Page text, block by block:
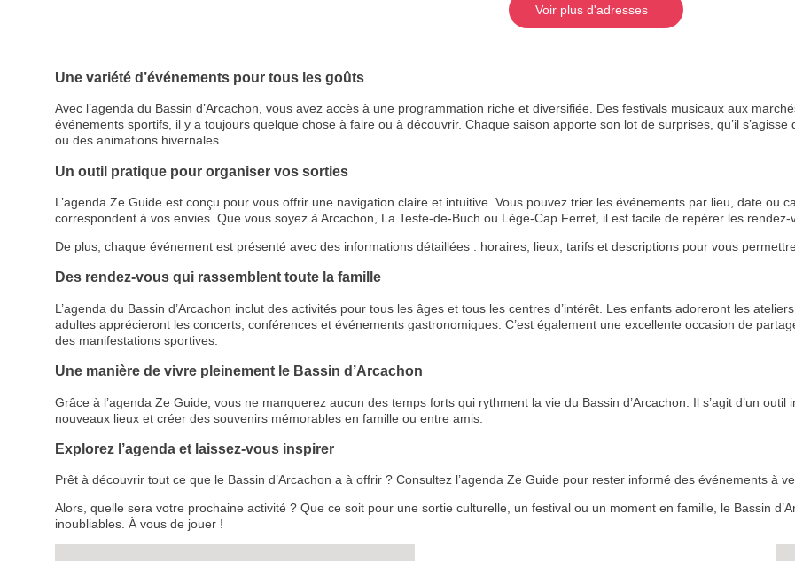
Voir plus d'adresses
Une variété d’événements pour tous les goûts
Avec l’agenda du Bassin d’Arcachon, vous avez accès à une programmation riche et diversifiée. Des festivals musicaux aux
événements sportifs, il y a toujours quelque chose à faire ou à découvrir. Chaque saison apporte son lot de surprises, qu’il
ou des animations hivernales.
Un outil pratique pour organiser vos sorties
L’agenda Ze Guide est conçu pour vous offrir une navigation claire et intuitive. Vous pouvez trier les événements par lieu, date ou
correspondent à vos envies. Que vous soyez à Arcachon, La Teste-de-Buch ou Lège-Cap Ferret, il est facile de repérer les
De plus, chaque événement est présenté avec des informations détaillées : horaires, lieux, tarifs et descriptions pour vous
Des rendez-vous qui rassemblent toute la famille
L’agenda du Bassin d’Arcachon inclut des activités pour tous les âges et tous les centres d’intérêt. Les enfants adoreront les
adultes apprécieront les concerts, conférences et événements gastronomiques. C’est également une excellente occasion de
des manifestations sportives.
Une manière de vivre pleinement le Bassin d’Arcachon
Grâce à l’agenda Ze Guide, vous ne manquerez aucun des temps forts qui rythment la vie du Bassin d’Arcachon. Il s’agit d’un
nouveaux lieux et créer des souvenirs mémorables en famille ou entre amis.
Explorez l’agenda et laissez-vous inspirer
Prêt à découvrir tout ce que le Bassin d’Arcachon a à offrir ? Consultez l’agenda Ze Guide pour rester informé des événements à
Alors, quelle sera votre prochaine activité ? Que ce soit pour une sortie culturelle, un festival ou un moment en famille, le Bassin
inoubliables. À vous de jouer !